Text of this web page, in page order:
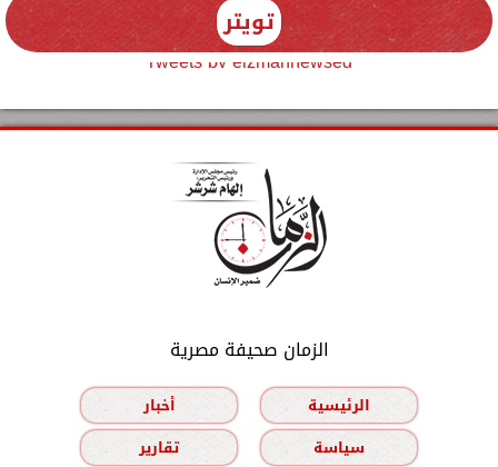
تويتر
Tweets by elzmannewseg
الزمان صحيفة مصرية
الرئيسية
أخبار
سياسة
تقارير